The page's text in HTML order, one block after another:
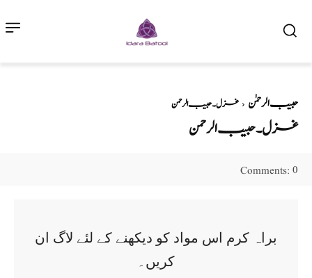
حبیب الرحمٰن غزل ۔ حبیب الرحمن
غزل ۔ حبیب الرحمن
Comments: 0
براہ کرم اس مواد کو دیکھنے کے لئے لاگ ان
کریں۔